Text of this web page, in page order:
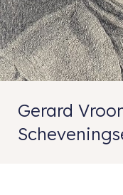
Gerard